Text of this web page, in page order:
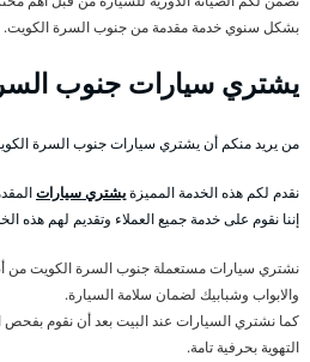
بشكل سنوي خدمة مقدمة من جنوب السرة الكويت.
يشتري سيارات جنوب
من يريد منكم أن يشتري سيارات جنوب السرة
نقدم لكم هذه الخدمة المميزةيشتري سيارات
إننا نقوم على خدمة جميع العملاء وتقديم لهم هذه
نشتري سيارات مستعملة جنوب السرة الكويت من
والابواب وشبابيك لضمان سلامة السيارة.
كما نشتري السيارات عند البيت بعد أن نقوم بفحص
التهوية بحرفية تامة.